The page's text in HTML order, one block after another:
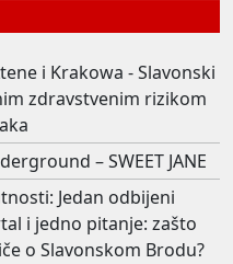
i Krakowa - Slavonski
zdravstvenim rizikom
– SWEET JANE
Jedan odbijeni
i jedno pitanje: zašto
o Slavonskom Brodu?